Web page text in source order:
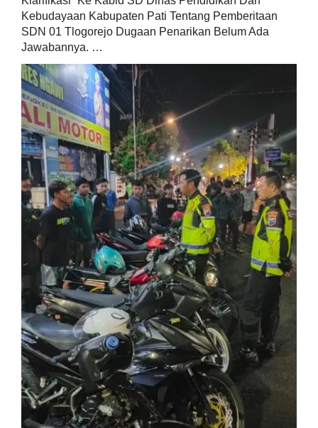
Kebudayaan Kabupaten Pati Tentang Pemberitaan
SDN 01 Tlogorejo Dugaan Penarikan Belum Ada
Jawabannya. …